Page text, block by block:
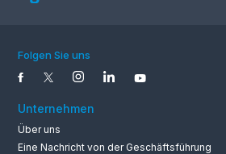
Folgen Sie uns
Unternehmen
Über uns
Eine Nachricht von der Geschäftsführung